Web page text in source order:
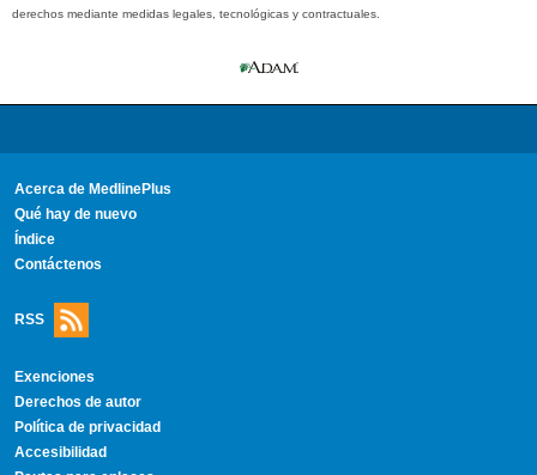
derechos mediante medidas legales, tecnológicas y contractuales.
Acerca de MedlinePlus
Qué hay de nuevo
Índice
Contáctenos
RSS
Exenciones
Derechos de autor
Política de privacidad
Accesibilidad